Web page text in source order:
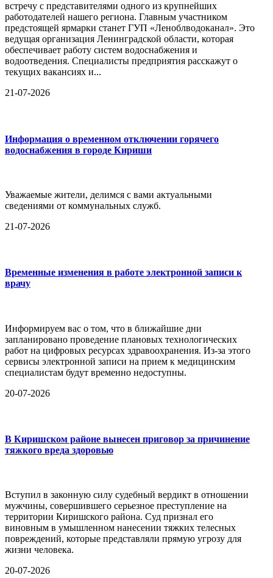
встречу с представителями одного из крупнейших
работодателей нашего региона. Главным участником
предстоящей ярмарки станет ГУП «Леноблводоканал». Это
ведущая организация Ленинградской области, которая
обеспечивает работу систем водоснабжения и
водоотведения. Специалисты предприятия расскажут о
текущих вакансиях и...
21-07-2026
Информация о временном отключении горячего
водоснабжения в городе Кириши
Уважаемые жители, делимся с вами актуальными
сведениями от коммунальных служб.
21-07-2026
Временные изменения в работе электронной записи к
врачу
Информируем вас о том, что в ближайшие дни
запланировано проведение плановых технологических
работ на цифровых ресурсах здравоохранения. Из-за этого
сервисы электронной записи на прием к медицинским
специалистам будут временно недоступны.
20-07-2026
В Киришском районе вынесен приговор за причинение
тяжкого вреда здоровью
Вступил в законную силу судебный вердикт в отношении
мужчины, совершившего серьезное преступление на
территории Киришского района. Суд признал его
виновным в умышленном нанесении тяжких телесных
повреждений, которые представляли прямую угрозу для
жизни человека.
20-07-2026